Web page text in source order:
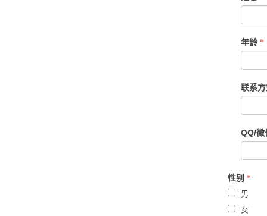
human,
leave
this
field
blank.
年龄 *
联系
QQ/
性别 *
男
女